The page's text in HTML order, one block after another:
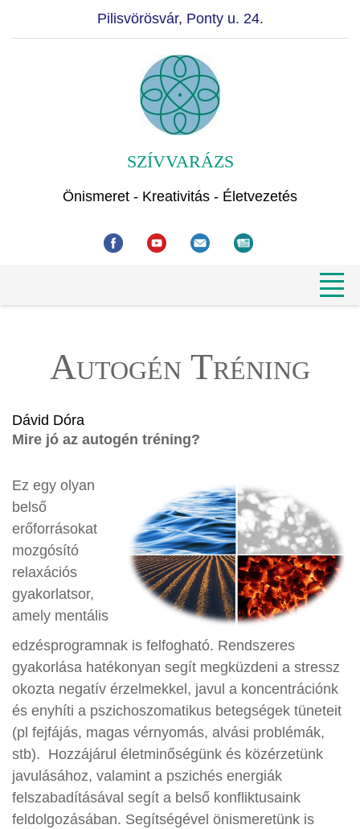
Pilisvörösvár, Ponty u. 24.
SZÍVVARÁZS
Önismeret - Kreativitás - Életvezetés
Autogén Tréning
Dávid Dóra
Mire jó az autogén tréning?
Ez egy olyan
belső
erőforrásokat
mozgósító
relaxációs
gyakorlatsor,
amely mentális
edzésprogramnak is felfogható. Rendszeres
gyakorlása hatékonyan segít megküzdeni a stressz
okozta negatív érzelmekkel, javul a koncentrációnk
és enyhíti a pszichoszomatikus betegségek tüneteit
(pl fejfájás, magas vérnyomás, alvási problémák,
stb). Hozzájárul életminőségünk és közérzetünk
javulásához, valamint a pszichés energiák
felszabadításával segít a belső konfliktusaink
feldolgozásában. Segítségével önismeretünk is